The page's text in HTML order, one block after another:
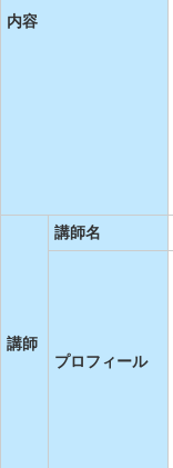
内容
講師
講師名
プロフィール